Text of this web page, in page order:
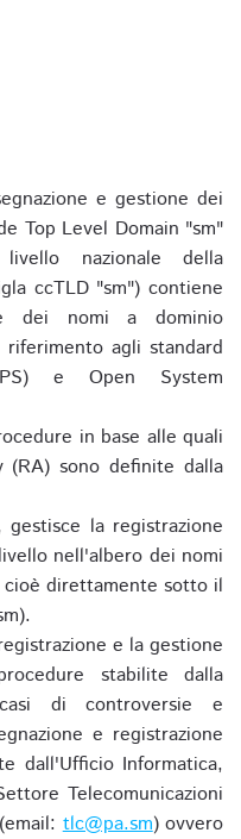
e gestione dei
Top Level Domain "sm"
nazionale della
ccTLD "sm") contiene
dei nomi a dominio
agli standard
e Open System
in base alle quali
sono definite dalla
la registrazione
nell'albero dei nomi
cioè direttamente sotto il
e la gestione
stabilite dalla
di controversie e
e registrazione
dall'Ufficio Informatica,
Telecomunicazioni
tlc@pa.sm) ovvero